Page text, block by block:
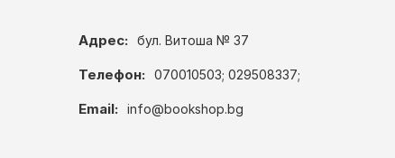
Адрес: бул. Витоша № 37
Телефон: 070010503; 029508337;
Email: info@bookshop.bg